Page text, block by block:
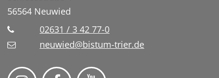
56564 Neuwied
02631 / 3 42 77-0
neuwied@bistum-trier.de